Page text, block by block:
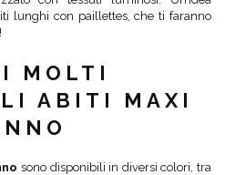
lunghi con paillettes, che ti faranno
MOLTI
ABITI MAXI
sono disponibili in diversi colori, tra